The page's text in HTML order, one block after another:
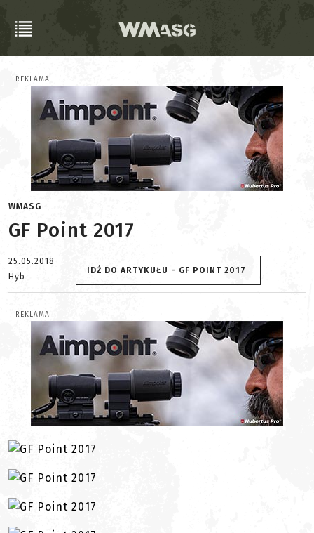
REKLAMA
WMASG
GF Point 2017
25.05.2018
Hyb
IDŹ DO ARTYKUŁU - GF POINT 2017
REKLAMA